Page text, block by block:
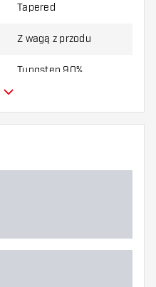
Tapered
Z wagą z przodu
Tungsten 90%